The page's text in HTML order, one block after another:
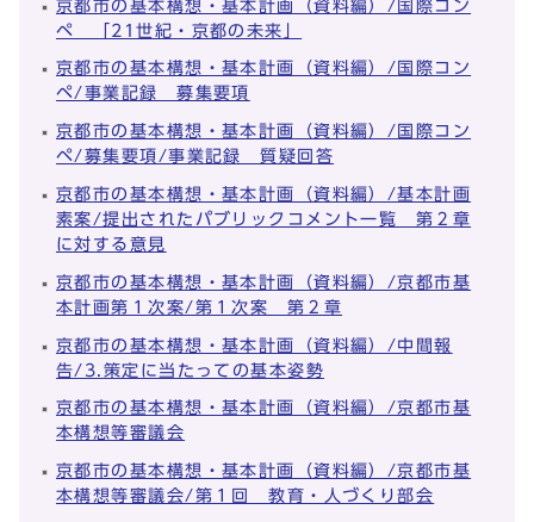
京都市の基本構想・基本計画（資料編）/国際コン
ペ 「21世紀・京都の未来」
京都市の基本構想・基本計画（資料編）/国際コン
ペ/事業記録 募集要項
京都市の基本構想・基本計画（資料編）/国際コン
ペ/募集要項/事業記録 質疑回答
京都市の基本構想・基本計画（資料編）/基本計画
素案/提出されたパブリックコメント一覧 第２章
に対する意見
京都市の基本構想・基本計画（資料編）/京都市基
本計画第１次案/第１次案 第２章
京都市の基本構想・基本計画（資料編）/中間報
告/3.策定に当たっての基本姿勢
京都市の基本構想・基本計画（資料編）/京都市基
本構想等審議会
京都市の基本構想・基本計画（資料編）/京都市基
本構想等審議会/第１回 教育・人づくり部会